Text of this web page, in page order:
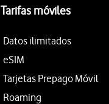
Tarifas móviles
Datos ilimitados
eSIM
Tarjetas Prepago Móvil
Roaming